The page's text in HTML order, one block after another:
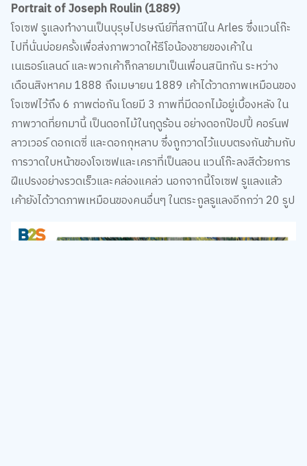
โจเซฟ รูแลงทำงานเป็นบุรุษไปรษณีย์ที่สถานีใน Arles ซึ่งแวนโก๊ะ
ไปที่นั่นบ่อยครั้งเพื่อส่งภาพวาดให้ธีโอน้องชายของเค้าใน
เนเธอร์แลนด์ และพวกเค้าก็กลายมาเป็นเพื่อนสนิทกัน ระหว่าง
เดือนสิงหาคม 1888 ถึงเมษายน 1889 เค้าได้วาดภาพเหมือนของ
โจเซฟไว้ถึง 6 ภาพต่อกัน โดยมี 3 ภาพที่มีดอกไม้อยู่เบื้องหลัง ใน
ภาพวาดที่ยกมานี้ เป็นดอกไม้ในฤดูร้อน อย่างดอกป๊อปปี้ คอร์นฟ
ลาวเวอร์ ดอกเดซี่ และดอกกุหลาบ ซึ่งถูกวาดไว้แบบตรงกันข้ามกับ
การวาดใบหน้าของโจเซฟและเคราที่เป็นลอน แวนโก๊ะลงสีด้วยการ
ฝีแปรงอย่างรวดเร็วและคล่องแคล่ว นอกจากนี้โจเซฟ รูแลงแล้ว
เค้ายังได้วาดภาพเหมือนของคนอื่นๆ ในตระกูลรูแลงอีกกว่า 20 รูป